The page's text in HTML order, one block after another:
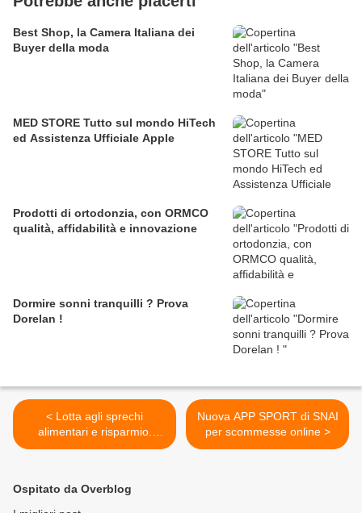
Best Shop, la Camera Italiana dei
Buyer della moda
MED STORE Tutto sul mondo HiTech
ed Assistenza Ufficiale Apple
Prodotti di ortodonzia, con ORMCO
qualità, affidabilità e innovazione
Dormire sonni tranquilli ? Prova
Dorelan !
< Lotta agli sprechi
alimentari e risparmio.
#iFreeze
Nuova APP SPORT di SNAI
per scommesse online >
Ospitato da Overblog